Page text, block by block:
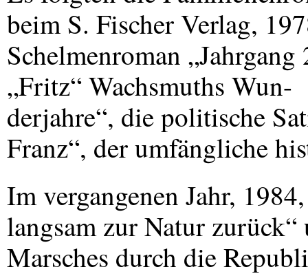
beim S. Fischer Verlag,
Schelmenroman
„Fritz“ Wachsmuths Wun-
derjahre“, die politische
Franz“, der umfängliche
Im vergangenen Jahr,
langsam zur Natur zurück“
Marsches durch die